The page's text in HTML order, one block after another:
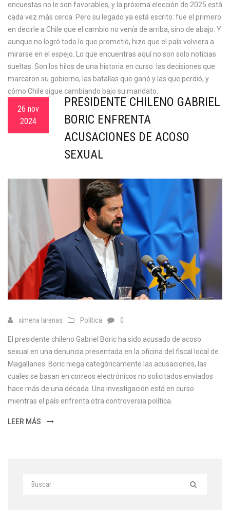
encuestas no le son favorables, y la próxima elección de 2025 está
cada vez más cerca. Pero su legado ya está escrito: fue el primero
en decirle a Chile que el cambio no venía de arriba, sino de abajo. Y
aunque no logró todo lo que prometió, hizo que el país volviera a
mirarse en el espejo. Lo que encuentras aquí no son solo noticias
sueltas. Son los hilos de una historia en curso: las decisiones que
marcaron su gobierno, las batallas que ganó y las que perdió, y
cómo Chile sigue cambiando bajo su mandato.
26 nov
2024
PRESIDENTE CHILENO GABRIEL
BORIC ENFRENTA
ACUSACIONES DE ACOSO
SEXUAL
ximena larenas Política 0
El presidente chileno Gabriel Boric ha sido acusado de acoso
sexual en una denuncia presentada en la oficina del fiscal local de
Magallanes. Boric niega categóricamente las acusaciones, las
cuales se basan en correos electrónicos no solicitados enviados
hace más de una década. Una investigación está en curso
mientras el país enfrenta otra controversia política.
LEER MÁS